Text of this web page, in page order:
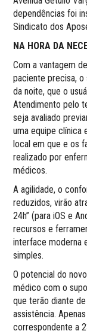
dependências foi
Sindicato dos
NA HORA DA
Com a vantagem
paciente precisa, o
da noite, que o
Atendimento pelo
seja avaliado
uma equipe clínica
local em que e os
realizado por
médicos.
A agilidade, o
reduzidos, virão
24h” (para iOS e
recursos e
interface moderna
simples.
O potencial do
médico com o
que terão diante
assistência.
correspondente a